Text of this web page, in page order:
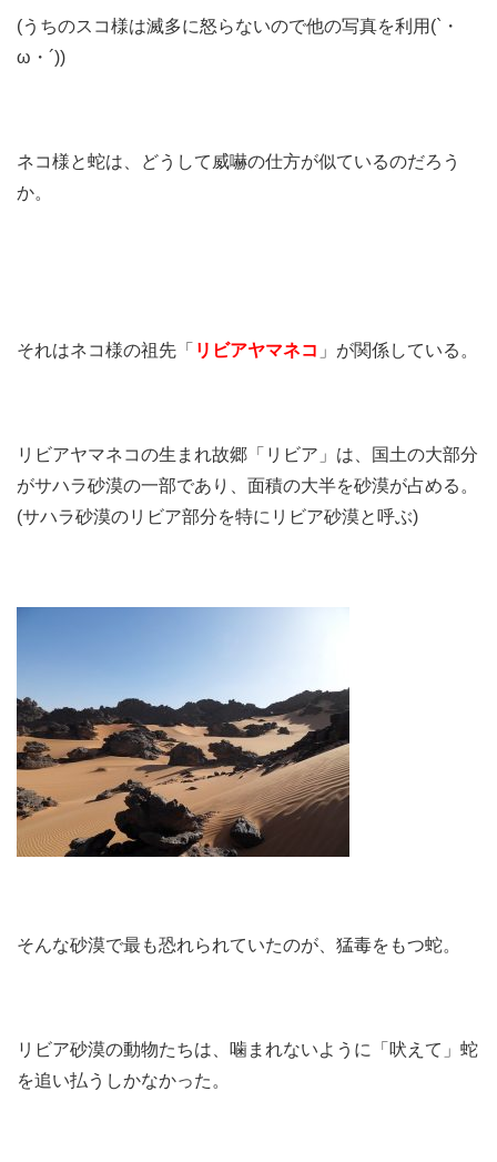
(うちのスコ様は滅多に怒らないので他の写真を利用(`・
ω・´))
ネコ様と蛇は、どうして威嚇の仕方が似ているのだろう
か。
それはネコ様の祖先「 リビアヤマネコ 」が関係している。
リビアヤマネコの生まれ故郷「リビア」は、国土の大部分
がサハラ砂漠の一部であり、面積の大半を砂漠が占める。
(サハラ砂漠のリビア部分を特にリビア砂漠と呼ぶ)
そんな砂漠で最も恐れられていたのが、猛毒をもつ蛇。
リビア砂漠の動物たちは、噛まれないように「吠えて」蛇
を追い払うしかなかった。